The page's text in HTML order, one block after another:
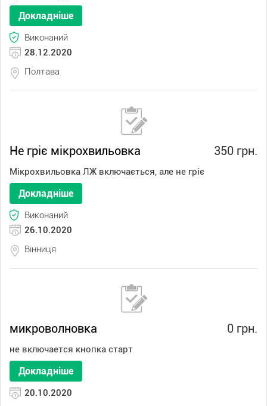
Докладніше
Виконаний
28.12.2020
Полтава
350 грн.
Не гріє мікрохвильовка
Мікрохвильовка ЛЖ включається, але не гріє
Докладніше
Виконаний
26.10.2020
Вінниця
0 грн.
микроволновка
не включается кнопка старт
Докладніше
20.10.2020